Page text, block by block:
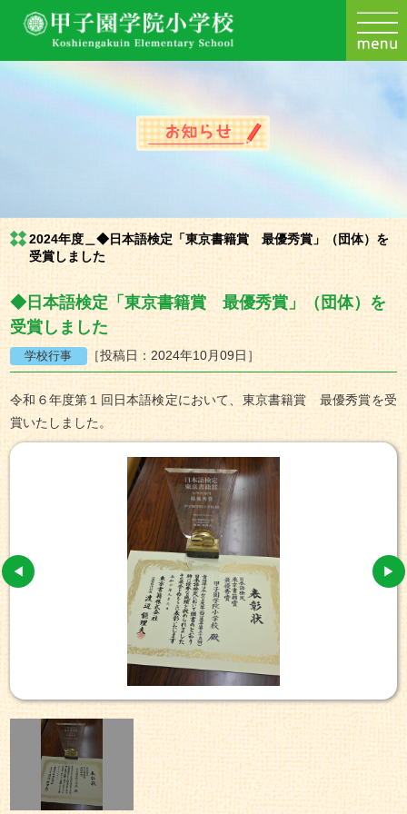
2024年度＿◆日本語検定「東京書籍賞 最優秀賞」（団体）を
受賞しました
◆日本語検定「東京書籍賞 最優秀賞」（団体）を
受賞しました
［投稿日：2024年10月09日］
令和６年度第１回日本語検定において、東京書籍賞 最優秀賞を受
賞いたしました。